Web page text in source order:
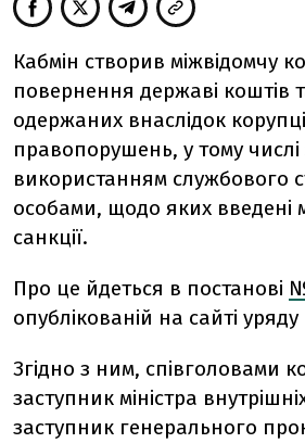
Кабмін створив міжвідомчу
повернення державі коштів
одержаних внаслідок
правопорушень, у тому числі
використанням службового
особами, щодо яких введені
санкції.
Про це йдеться в постанові
опублікованій на сайті
Згідно з ним, співголовами
заступник міністра
заступник генерального